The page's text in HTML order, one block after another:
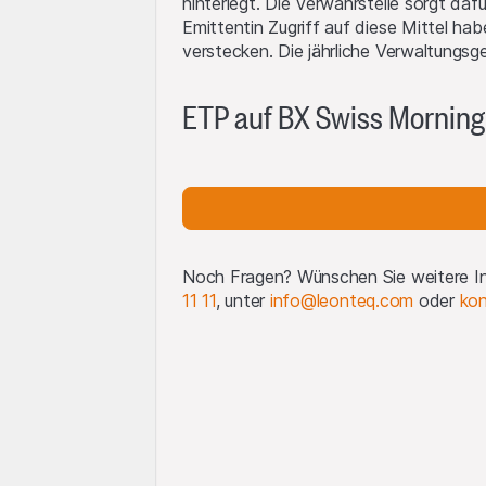
Emittentin Zugriff auf diese Mittel
verstecken. Die jährliche
ETP auf BX Swiss
Noch Fragen? Wünschen Sie weitere
11 11, unter info@leonteq.com oder
wir Logos ausschließlich zu Referenzzwecken
an die die Produkte gekoppelt sind. Weitere